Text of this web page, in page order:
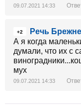
09.07.2021 14:33
+2
Речь
А я когда
думали, что их с
мух
09.07.2021 14:33